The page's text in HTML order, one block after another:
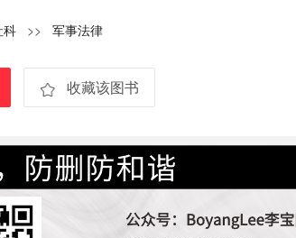
科 >> 军事法律
收藏该图书